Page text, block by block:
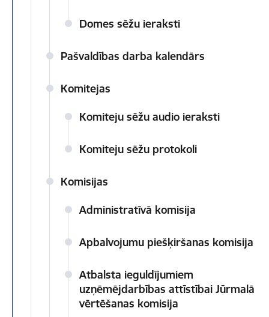
Domes sēžu ieraksti
Pašvaldības darba kalendārs
Komitejas
Komiteju sēžu audio ieraksti
Komiteju sēžu protokoli
Komisijas
Administratīvā komisija
Apbalvojumu piešķiršanas komisija
Atbalsta ieguldījumiem
uzņēmējdarbības attīstībai Jūrmalā
vērtēšanas komisija